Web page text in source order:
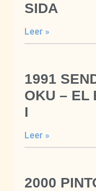
SIDA
Leer »
1991
OKU – EL
I
Leer »
2000